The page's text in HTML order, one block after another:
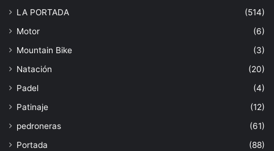
LA PORTADA
(514)
Motor
(6)
Mountain Bike
(3)
Natación
(20)
Padel
(4)
Patinaje
(12)
pedroneras
(61)
Portada
(88)